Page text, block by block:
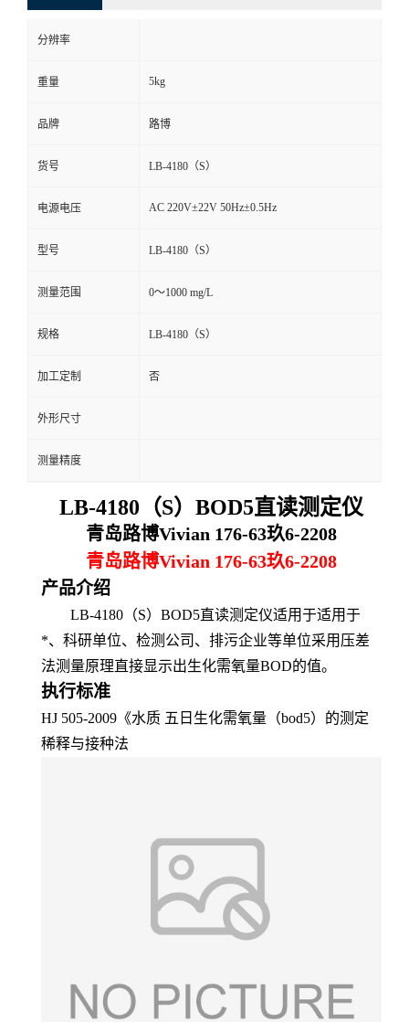
系
言
分辨率
重量 5kg
品牌 路博
货号 LB-4180（S）
电源电压 AC 220V±22V 50Hz±0.5Hz
型号 LB-4180（S）
测量范围 0～1000 mg/L
规格 LB-4180（S）
加工定制 否
外形尺寸
测量精度
LB-4180（S）BOD5直读测定仪
青岛路博Vivian 176-63玖6-2208
青岛路博Vivian 176-63玖6-2208
产品介绍
LB-4180（S）BOD5直读测定仪适用于适用于
*、科研单位、检测公司、排污企业等单位采用压差
法测量原理直接显示出生化需氧量BOD的值。
执行标准
HJ 505-2009《水质 五日生化需氧量（bod5）的测定
稀释与接种法